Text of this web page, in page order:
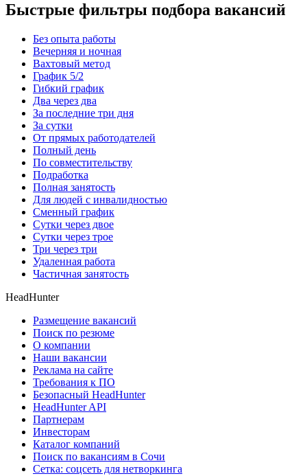
Быстрые фильтры подбора вакансий
Без опыта работы
Вечерняя и ночная
Вахтовый метод
График 5/2
Гибкий график
Два через два
За последние три дня
За сутки
От прямых работодателей
Полный день
По совместительству
Подработка
Полная занятость
Для людей с инвалидностью
Сменный график
Сутки через двое
Сутки через трое
Три через три
Удаленная работа
Частичная занятость
HeadHunter
Размещение вакансий
Поиск по резюме
О компании
Наши вакансии
Реклама на сайте
Требования к ПО
Безопасный HeadHunter
HeadHunter API
Партнерам
Инвесторам
Каталог компаний
Поиск по вакансиям в Сочи
Сетка: соцсеть для нетворкинга